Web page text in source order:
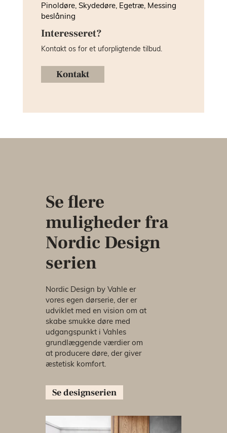
Pinoldøre, Skydedøre, Egetræ, Messing
beslåning
Interesseret?
Kontakt os for et uforpligtende tilbud.
Kontakt
Se flere
muligheder fra
Nordic Design
serien
Nordic Design by Vahle er
vores egen dørserie, der er
udviklet med en vision om at
skabe smukke døre med
udgangspunkt i Vahles
grundlæggende værdier om
at producere døre, der giver
æstetisk komfort.
Se designserien